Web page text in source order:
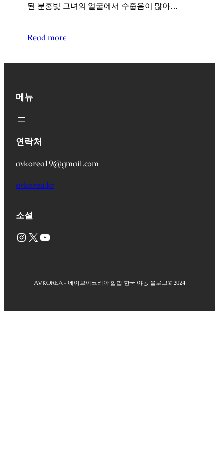
된 분홍빛 그녀의 얼굴에서 수줍음이 많아…
Read more
메뉴
연락처
avkorea19@gmail.com
avkorea.kr
소셜
Instagram X YouTube
AVKOREA – 에이브이코리아 합법 한국 야동 블로그© 2024